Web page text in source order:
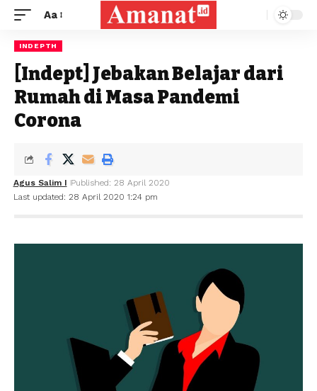
Aa
INDEPTH
[Indept] Jebakan Belajar dari
Rumah di Masa Pandemi
Corona
Last updated: 28 April 2020 1:24 pm
Agus Salim I Published: 28 April 2020